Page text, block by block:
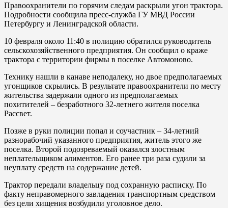
Правоохранители по горячим следам раскрыли угон трактора.
Подробности сообщила пресс-служба ГУ МВД России
Петербургу и Ленинградской области.
10 февраля около 11:40 в полицию обратился руководитель
сельскохозяйственного предприятия. Он сообщил о краже
трактора с территории фирмы в поселке Автомоново.
Технику нашли в канаве неподалеку, но двое предполагаемых
угонщиков скрылись. В результате правоохранители по месту
жительства задержали одного из предполагаемых
похитителей – безработного 32-летнего жителя поселка
Рассвет.
Позже в руки полиции попал и соучастник – 34-летний
разнорабочий указанного предприятия, житель этого же
поселка. Второй подозреваемый оказался злостным
неплательщиком алиментов. Его ранее три раза судили за
неуплату средств на содержание детей.
Трактор передали владельцу под сохранную расписку. По
факту неправомерного завладения транспортным средством
без цели хищения возбудили уголовное дело.